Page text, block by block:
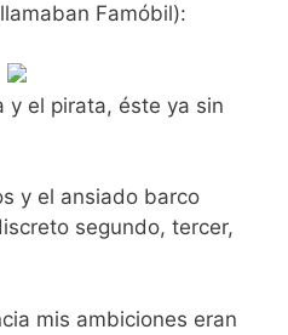
Famóbil):
y el pirata, éste ya sin
y el ansiado barco
segundo, tercer,
mis ambiciones eran